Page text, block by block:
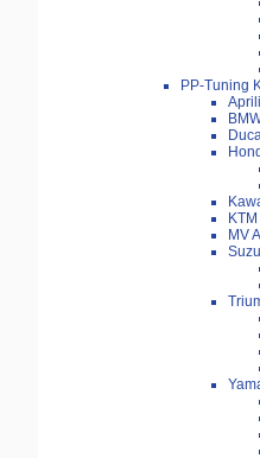
PP-Tuning
KTM
MV